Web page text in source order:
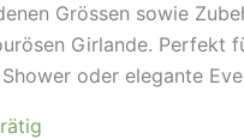
Grössen sowie
Girlande. Perfekt
oder elegante